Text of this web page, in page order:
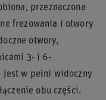
przeznaczona
frezowania i otwory
otwory,
3- i 6-
w pełni widoczny
obu części.